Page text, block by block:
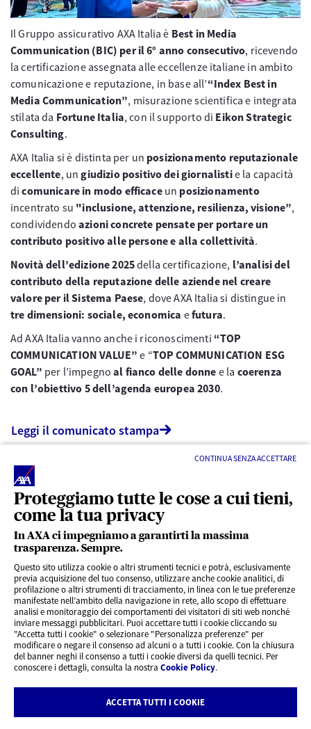
Proteggiamo tutte le cose a cui tieni,
come la tua privacy
In AXA ci impegniamo a garantirti la massima
trasparenza. Sempre.
Questo sito utilizza cookie o altri strumenti tecnici e potrà, esclusivamente
previa acquisizione del tuo consenso, utilizzare anche cookie analitici, di
profilazione o altri strumenti di tracciamento, in linea con le tue preferenze
manifestate nell’ambito della navigazione in rete, allo scopo di effettuare
analisi e monitoraggio dei comportamenti dei visitatori di siti web nonché
inviare messaggi pubblicitari. Puoi accettare tutti i cookie cliccando su
"Accetta tutti i cookie" o selezionare "Personalizza preferenze" per
modificare o negare il consenso ad alcuni o a tutti i cookie. Con la chiusura
del banner neghi il consenso a tutti i cookie diversi da quelli tecnici. Per
conoscere i dettagli, consulta la nostra Cookie Policy.
CONTINUA SENZA ACCETTARE
ACCETTA TUTTI I COOKIE
Il Gruppo assicurativo AXA Italia è Best in Media
Communication (BIC) per il 6° anno consecutivo, ricevendo
la certificazione assegnata alle eccellenze italiane in ambito
comunicazione e reputazione, in base all’“Index Best in
Media Communication”, misurazione scientifica e integrata
stilata da Fortune Italia, con il supporto di Eikon Strategic
Consulting.
AXA Italia si è distinta per un posizionamento reputazionale
eccellente, ungiudizio positivo dei giornalistie la capacità
dicomunicare in modo efficaceun posizionamento
incentrato su "inclusione, attenzione, resilienza, visione”,
condividendoazioni concrete pensate per portare un
contributo positivo alle persone e alla collettività.
Novità dell’edizione 2025della certificazione, l’analisi del
contributo della reputazione delle aziende nel creare
valore per il Sistema Paese, dove AXA Italia si distingue in
tre dimensioni: sociale, economica efutura.
Ad AXA Italia vanno anche i riconoscimenti “TOP
COMMUNICATION VALUE” e “TOP COMMUNICATION ESG
GOAL” per l’impegnoal fianco delle donne e la coerenza
con l’obiettivo 5 dell’agenda europea 2030.
Leggi il comunicato stampa
CONTENUTI INTERESSANTI
BLOG
Privacy
Rivedi le tue scelte sui Cookie